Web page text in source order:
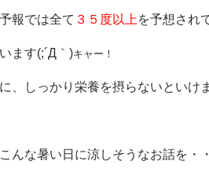
報では全て ３５度以上 を予想され
ます(;´Д｀)キャー！
、しっかり栄養を摂らないといけ
んな暑い日に涼しそうなお話を・